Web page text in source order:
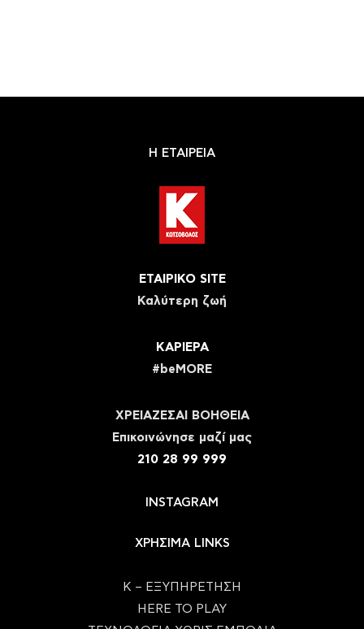
Η ΕΤΑΙΡΕΙΑ
ΕΤΑΙΡΙΚΟ SITE
Καλύτερη ζωή
ΚΑΡΙΕΡΑ
#beMORE
ΧΡΕΙΑΖΕΣΑΙ ΒΟΗΘΕΙΑ
Eπικοινώνησε μαζί μας
210 28 99 999
INSTAGRAM
ΧΡΗΣΙΜΑ LINKS
Κ – ΕΞΥΠΗΡΕΤΗΣΗ
HERE TO PLAY